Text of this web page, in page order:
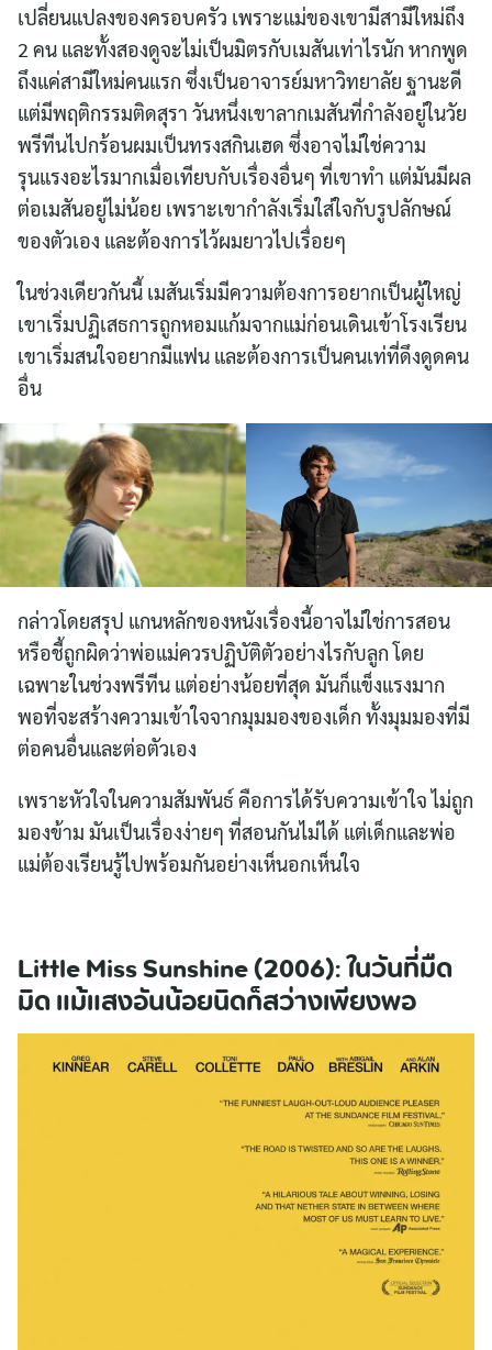
Search
for:
เปลี่ยนแปลงของครอบครัว เพราะแม่ของเขามีสามีใหม่ถึง
2 คน และทั้งสองดูจะไม่เป็นมิตรกับเมสันเท่าไรนัก หากพูด
ถึงแค่สามีใหม่คนแรก ซึ่งเป็นอาจารย์มหาวิทยาลัย ฐานะดี
แต่มีพฤติกรรมติดสุรา วันหนึ่งเขาลากเมสันที่กำลังอยู่ในวัย
พรีทีนไปกร้อนผมเป็นทรงสกินเฮด ซึ่งอาจไม่ใช่ความ
รุนแรงอะไรมากเมื่อเทียบกับเรื่องอื่นๆ ที่เขาทำ แต่มันมีผล
ต่อเมสันอยู่ไม่น้อย เพราะเขากำลังเริ่มใส่ใจกับรูปลักษณ์
ของตัวเอง และต้องการไว้ผมยาวไปเรื่อยๆ
ในช่วงเดียวกันนี้ เมสันเริ่มมีความต้องการอยากเป็นผู้ใหญ่
เขาเริ่มปฏิเสธการถูกหอมแก้มจากแม่ก่อนเดินเข้าโรงเรียน
เขาเริ่มสนใจอยากมีแฟน และต้องการเป็นคนเท่ที่ดึงดูดคน
อื่น
กล่าวโดยสรุป แกนหลักของหนังเรื่องนี้อาจไม่ใช่การสอน
หรือชี้ถูกผิดว่าพ่อแม่ควรปฏิบัติตัวอย่างไรกับลูก โดย
เฉพาะในช่วงพรีทีน แต่อย่างน้อยที่สุด มันก็แข็งแรงมาก
พอที่จะสร้างความเข้าใจจากมุมมองของเด็ก ทั้งมุมมองที่มี
ต่อคนอื่นและต่อตัวเอง
เพราะหัวใจในความสัมพันธ์ คือการได้รับความเข้าใจ ไม่ถูก
มองข้าม มันเป็นเรื่องง่ายๆ ที่สอนกันไม่ได้ แต่เด็กและพ่อ
แม่ต้องเรียนรู้ไปพร้อมกันอย่างเห็นอกเห็นใจ
Little Miss Sunshine (2006): ในวันที่มืด
มิด แม้แสงอันน้อยนิดก็สว่างเพียงพอ